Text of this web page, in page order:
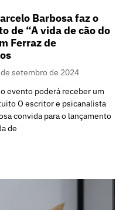
Barbosa faz o
de “A vida de cão do
Ferraz de
setembro de 2024
evento poderá receber um
O escritor e psicanalista
convida para o lançamento
de